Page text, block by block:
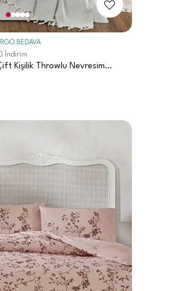
BEDAVA
İndirim
Kişilik Throwlu Nevresim